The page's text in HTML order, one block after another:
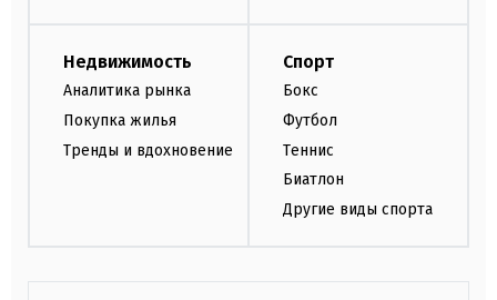
Недвижимость
Аналитика рынка
Покупка жилья
Тренды и вдохновение
Спорт
Бокс
Футбол
Теннис
Биатлон
Другие виды спорта